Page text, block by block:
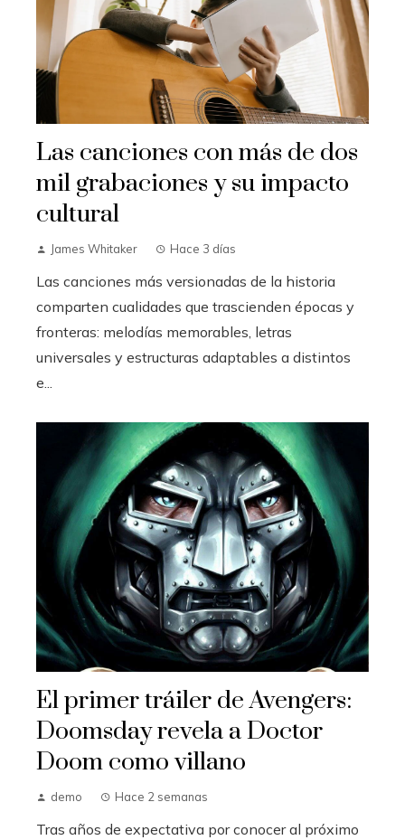
Las canciones con más de dos
mil grabaciones y su impacto
cultural
James Whitaker Hace 3 días
Las canciones más versionadas de la historia
comparten cualidades que trascienden épocas y
fronteras: melodías memorables, letras
universales y estructuras adaptables a distintos
e...
El primer tráiler de Avengers:
Doomsday revela a Doctor
Doom como villano
demo Hace 2 semanas
Tras años de expectativa por conocer al próximo